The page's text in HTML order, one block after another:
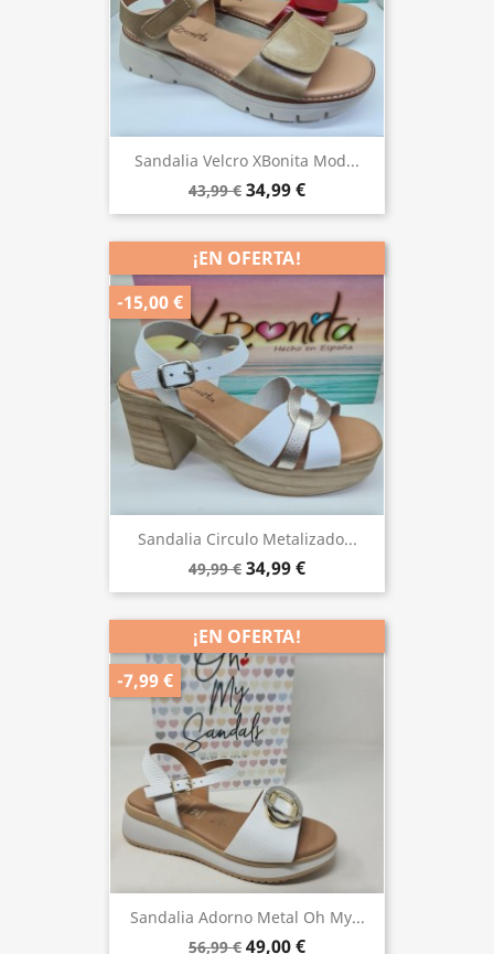
Sandalia Velcro XBonita Mod...
43,99 € 34,99 €
Sandalia Circulo Metalizado...
49,99 € 34,99 €
¡EN OFERTA!
-15,00 €
Sandalia Adorno Metal Oh My...
56,99 € 49,00 €
¡EN OFERTA!
-7,99 €